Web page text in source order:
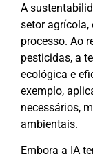
A
setor agrícola,
processo. Ao
pesticidas, a
ecológica e
exemplo,
necessários,
ambientais.
Embora a IA